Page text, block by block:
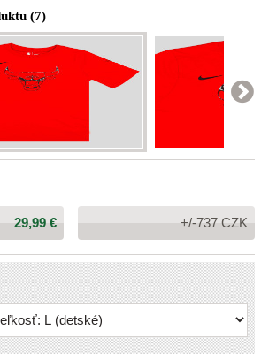
(7)
Cena:
29,99 € +/-737 CZK